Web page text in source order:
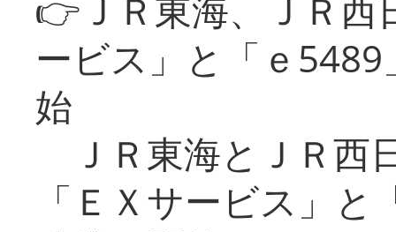
👉ＪＲ東海、ＪＲ
ービス」と「ｅ
始
ＪＲ東海とＪＲ西
「ＥＸサービス」